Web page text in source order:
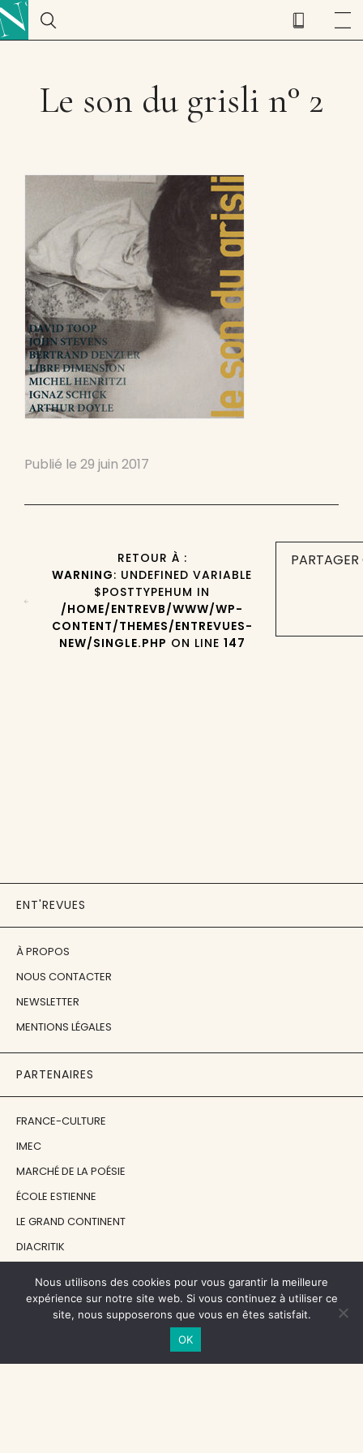
Le son du grisli n° 2
Publié le 29 juin 2017
RETOUR À :
WARNING: UNDEFINED VARIABLE
$POSTTYPEHUM IN
/HOME/ENTREVB/WWW/WP-
CONTENT/THEMES/ENTREVUES-
NEW/SINGLE.PHP ON LINE 147
ENT'REVUES
À PROPOS
NOUS CONTACTER
NEWSLETTER
MENTIONS LÉGALES
PARTENAIRES
FRANCE-CULTURE
IMEC
MARCHÉ DE LA POÉSIE
ÉCOLE ESTIENNE
LE GRAND CONTINENT
DIACRITIK
NOS SOUTIENS
CENTRE NATIONAL DU LIVRE
Nous utilisons des cookies pour vous garantir la meilleure
expérience sur notre site web. Si vous continuez à utiliser ce
site, nous supposerons que vous en êtes satisfait.
OK